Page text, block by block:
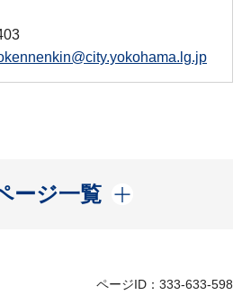
ージ一覧
開く
ページID：333-633-598